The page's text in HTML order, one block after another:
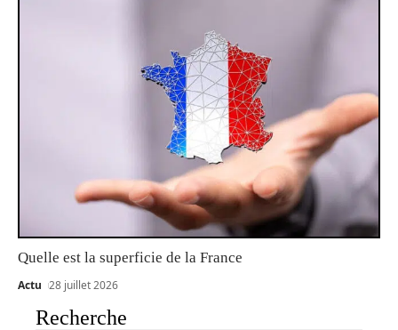
Quelle est la superficie de la France
Actu 28 juillet 2026
Recherche